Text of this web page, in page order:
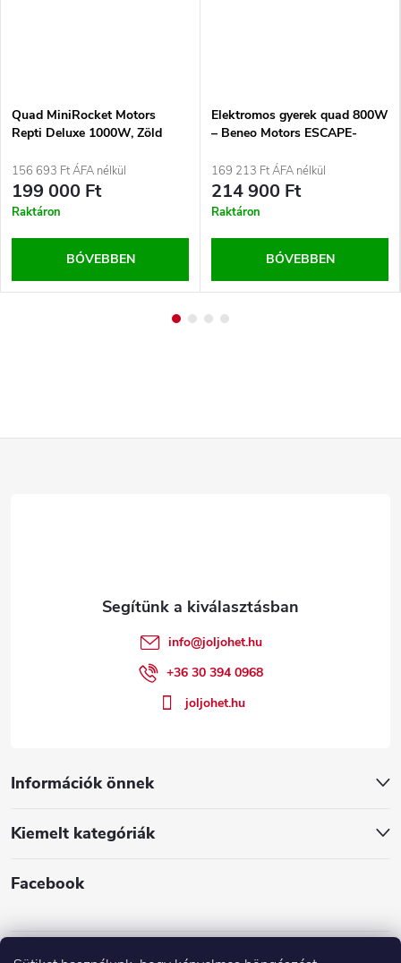
Quad MiniRocket Motors
Repti Deluxe 1000W, Zöld
156 693 Ft ÁFA nélkül
199 000 Ft
Raktáron
BŐVEBBEN
Elektromos gyerek quad 800W
– Beneo Motors ESCAPE-
169 213 Ft ÁFA nélkül
214 900 Ft
Raktáron
BŐVEBBEN
Információk önnek
Kiemelt kategóriák
Facebook
info@joljohet.hu
+36 30 394 0968
joljohet.hu